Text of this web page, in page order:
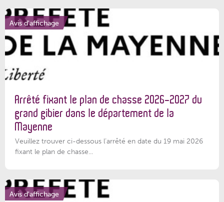
Avis d'affichage
Arrêté fixant le plan de chasse 2026-2027 du
grand gibier dans le département de la
Mayenne
Veuillez trouver ci-dessous l’arrêté en date du 19 mai 2026
fixant le plan de chasse...
Avis d'affichage